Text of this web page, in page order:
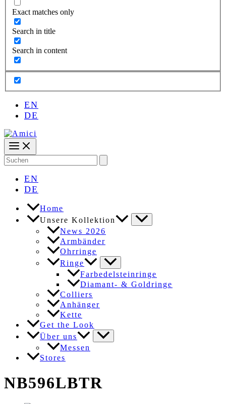
Exact matches only
Search in title
Search in content
EN
DE
Search
for:
EN
DE
Home
Unsere Kollektion
News 2026
Armbänder
Ohrringe
Ringe
Farbedelsteinringe
Diamant- & Goldringe
Colliers
Anhänger
Kette
Get the Look
Über uns
Messen
Stores
NB596LBTR